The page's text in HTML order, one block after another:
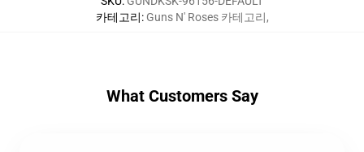
카테고리: Guns N' Roses 카테고리,
What Customers Say